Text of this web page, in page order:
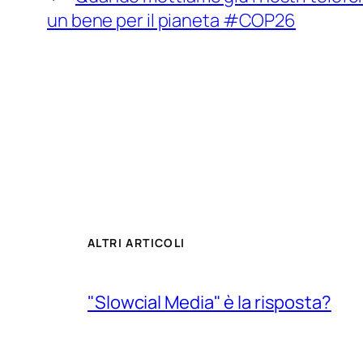
un bene per il pianeta #COP26
ALTRI ARTICOLI
"Slowcial Media" è la risposta?